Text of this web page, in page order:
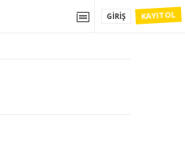
KAYIT OL
GIRIŞ